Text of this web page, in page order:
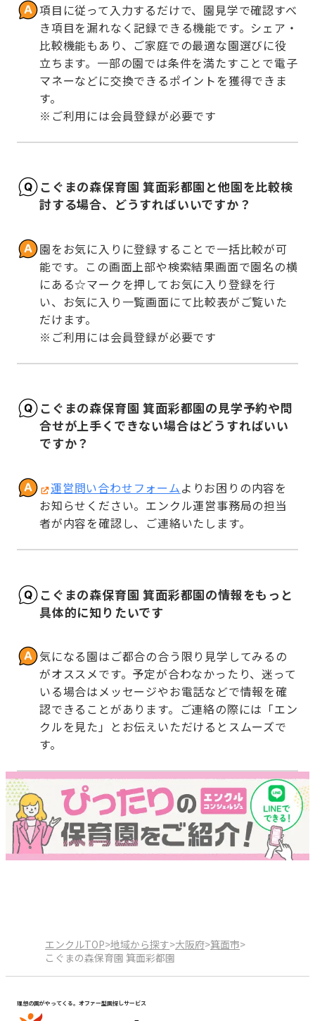
項目に従って入力するだけで、園見学で確認すべ
き項目を漏れなく記録できる機能です。シェア・
比較機能もあり、ご家庭での最適な園選びに役
立ちます。一部の園では条件を満たすことで電子
マネーなどに交換できるポイントを獲得できま
す。
※ご利用には会員登録が必要です
こぐまの森保育園 箕面彩都園と他園を比較検
討する場合、どうすればいいですか？
園をお気に入りに登録することで一括比較が可
能です。この画面上部や検索結果画面で園名の横
にある☆マークを押してお気に入り登録を行
い、お気に入り一覧画面にて比較表がご覧いた
だけます。
※ご利用には会員登録が必要です
こぐまの森保育園 箕面彩都園の見学予約や問
合せが上手くできない場合はどうすればいい
ですか？
運営問い合わせフォームよりお困りの内容を
お知らせください。エンクル運営事務局の担当
者が内容を確認し、ご連絡いたします。
こぐまの森保育園 箕面彩都園の情報をもっと
具体的に知りたいです
気になる園はご都合の合う限り見学してみるの
がオススメです。予定が合わなかったり、迷って
いる場合はメッセージやお電話などで情報を確
認できることがあります。ご連絡の際には「エン
クルを見た」とお伝えいただけるとスムーズで
す。
エンクルTOP>地域から探す>大阪府>箕面市>
こぐまの森保育園 箕面彩都園
理想の園がやってくる。オファー型園探しサービス